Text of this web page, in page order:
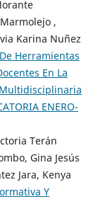
,
Karina Nuñez
Herramientas
En La
ENERO-
Terán
Gina Jesús
Jara, Kenya
Y